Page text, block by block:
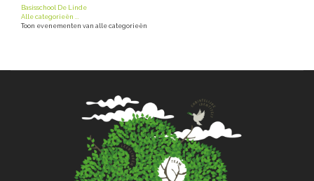
Basisschool De Linde
Alle categorieën ...
Toon evenementen van alle categorieën